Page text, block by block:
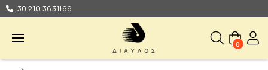
30 210 3631169
0